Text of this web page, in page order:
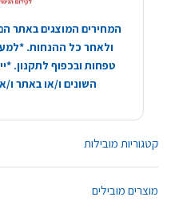
קטגוריות מובילות
מוצרים מובילים
המחירים המוצגים באתר
ולאחר כל ההנחות.
טפחות ובכפוף לתקנון.
השונים ו/או באתר ו/